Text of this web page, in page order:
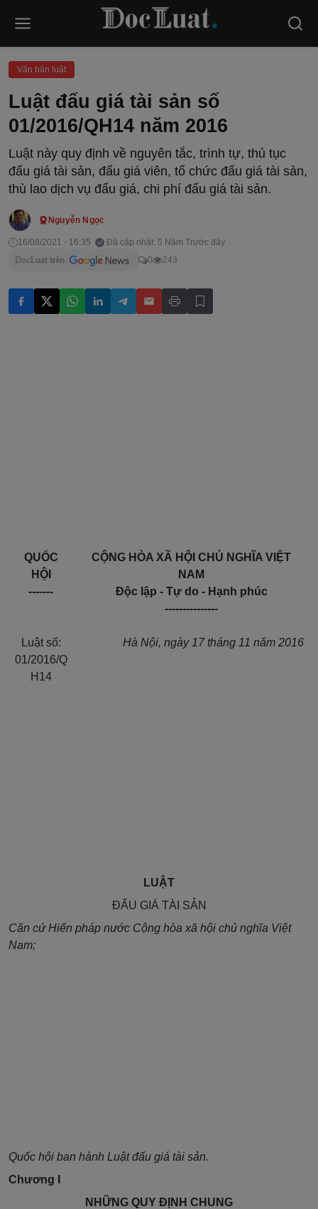
Văn bản luật
Luật đấu giá tài sản số
01/2016/QH14 năm 2016
Luật này quy định về nguyên tắc, trình tự, thủ tục
đấu giá tài sản, đấu giá viên, tổ chức đấu giá tài sản,
thù lao dịch vụ đấu giá, chi phí đấu giá tài sản.
Nguyễn Ngọc
16/08/2021 - 16:35
Đã cập nhật: 5 Năm Trước đây
0
243
QUỐC
HỘI
-------
CỘNG HÒA XÃ HỘI CHỦ NGHĨA VIỆT
NAM
Độc lập - Tự do - Hạnh phúc
---------------
Luật số:
01/2016/Q
H14
Hà Nội, ngày 17 tháng 11 năm 2016
LUẬT
ĐẤU GIÁ TÀI SẢN
Căn cứ Hiến pháp nước Cộng hòa xã hội chủ nghĩa Việt
Nam;
Quốc hội ban hành Luật đấu giá tài sản.
Chương I
NHỮNG QUY ĐỊNH CHUNG